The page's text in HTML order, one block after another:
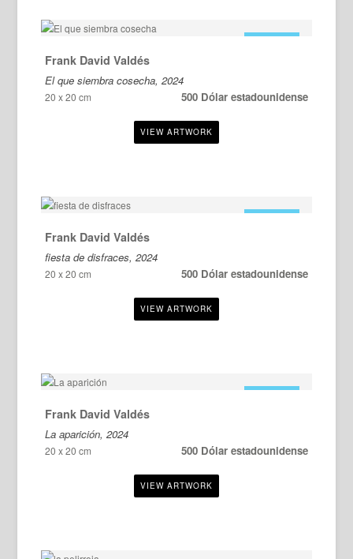
Frank David Valdés
El que siembra cosecha, 2024
20 x 20 cm 500 Dólar estadounidense
Frank David Valdés
fiesta de disfraces, 2024
20 x 20 cm 500 Dólar estadounidense
Frank David Valdés
La aparición, 2024
20 x 20 cm 500 Dólar estadounidense